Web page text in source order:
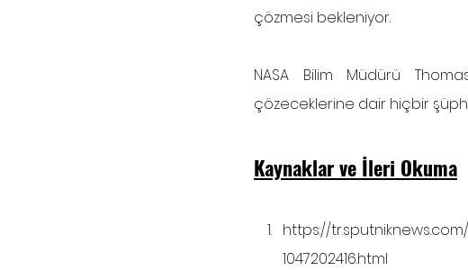
çözmesi bekleniyor.
NASA Bilim Müdürü
çözeceklerine dair hiçbir
Kaynaklar ve İleri Okuma
https://
1047202416.html